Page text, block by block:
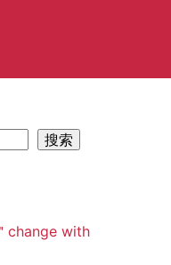
搜索
change with